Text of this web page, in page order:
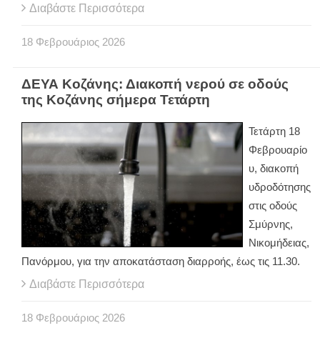
Διαβάστε Περισσότερα
18 Φεβρουάριος 2026
ΔΕΥΑ Κοζάνης: Διακοπή νερού σε οδούς
της Κοζάνης σήμερα Τετάρτη
Τετάρτη 18
Φεβρουαρίο
υ, διακοπή
υδροδότησης
στις οδούς
Σμύρνης,
Νικομήδειας,
Πανόρμου, για την αποκατάσταση διαρροής, έως τις 11.30.
Διαβάστε Περισσότερα
18 Φεβρουάριος 2026